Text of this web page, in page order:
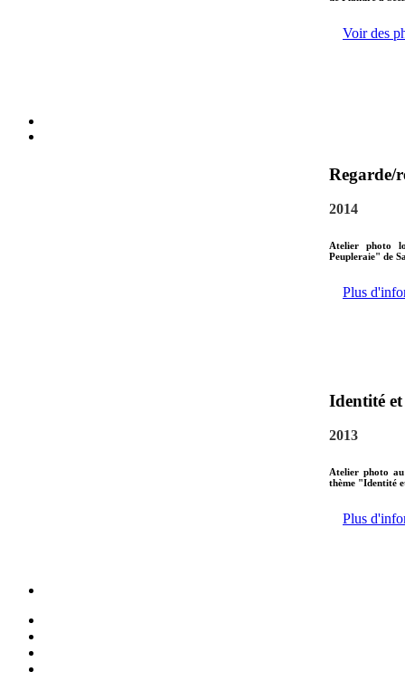
Voir des
Regarde/
2014
Atelier photo
Peupleraie" de
Plus
Identité
2013
Atelier photo au
thème "Identité
Plus